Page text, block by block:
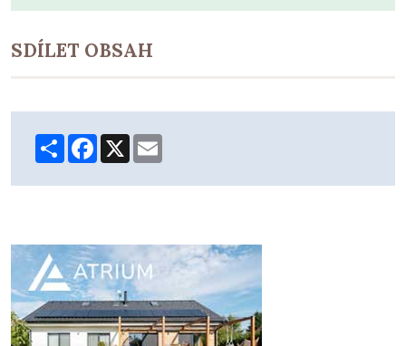
SDÍLET OBSAH
ShareFacebook
X